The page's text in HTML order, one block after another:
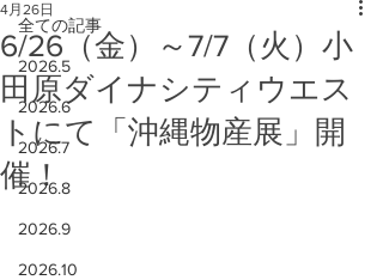
全ての記事
2026.5
2026.6
2026.7
2026.8
2026.9
2026.10
6/26（金）～7/7（火）小
田原ダイナシティウエス
トにて「沖縄物産展」開
催！
4月26日